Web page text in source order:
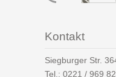
Kontakt
Siegburger Str.
Tel.: 0221 / 969